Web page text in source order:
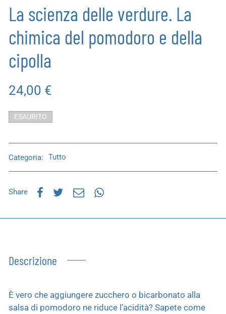
La scienza delle verdure. La
chimica del pomodoro e della
cipolla
24,00 €
ESAURITO
Categoria: Tutto
Share
Descrizione
È vero che aggiungere zucchero o bicarbonato alla
salsa di pomodoro ne riduce l’acidità? Sapete come